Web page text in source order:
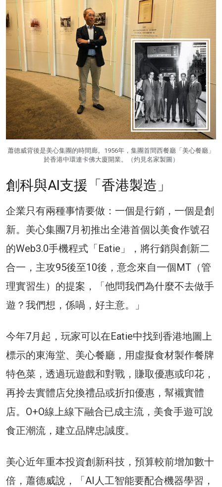
蕭德威背後是美心集團的時間廊。1956年，集團首間西餐廳「美心餐廳」
於香港中環連卡佛大廈開業。（灼見名家製圖）
創科與AI支援「香港製造」
企業只有兩種事情要做：一個是行銷，一個是創
新。美心集團7月初推出全港首個以美食作號召
的Web3.0手機程式「Eatie」，將行銷與創新二
合一，主攻95後至10後，意念來自一個MT（管
理實習生）的提案，「他問我們為什麼不去做手
遊？我們想，係喎，好主意。」
今年7月起，玩家可以在Eatie中找到香港地圖上
標示的東海堂、美心餐廳，用虛擬食材製作餐牌
特色菜，透過玩遊戲和對戰，賺取優惠或印花，
再拎去實體店兌換禮品或折扣優惠，幫襯實體
店。O+O線上線下融合已成主流，美食手遊可說
食正潮流，建立品牌忠誠度。
美心近年重本投資創新科技，預算較前增加數十
倍，蕭德威說，「AI人工智能要配合機器學習，